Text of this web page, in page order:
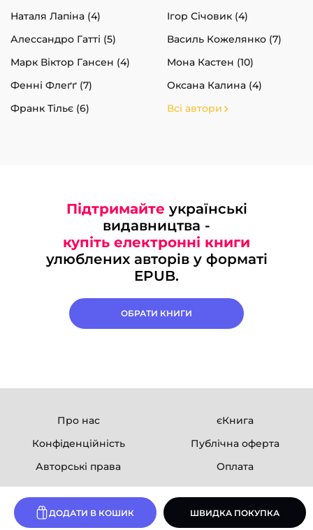
ДОДАТИ В КОШИК ШВИДКА ПОКУПКА
Наталя Лапіна (4)
Ігор Січовик (4)
Алессандро Гатті (5)
Василь Кожелянко (7)
Марк Віктор Гансен (4)
Мона Кастен (10)
Фенні Флеґґ (7)
Оксана Калина (4)
Франк Тільє (6)
Всі автори
Підтримайте українські
видавництва -
купіть електронні книги
улюблених авторів у форматі
EPUB.
ОБРАТИ КНИГИ
Про нас
єКнига
Конфіденційність
Публічна оферта
Авторські права
Оплата